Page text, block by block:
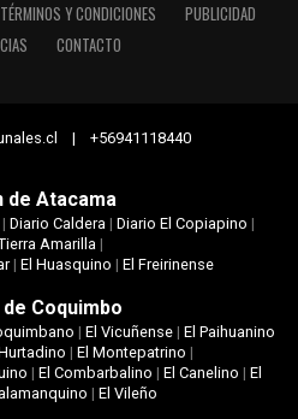
TÉRMINOS Y CONDICIONES
PUBLICIDAD
CONTACTO
| +56941118440
de Atacama
| Diario Caldera| Diario El Copiapino |
Amarilla|
| El Huasquino | El Freirinense
de Coquimbo
| El Vicuñense| El Paihuanino
| El Montepatrino |
|El Combarbalino |El Canelino |El
| El Vileño